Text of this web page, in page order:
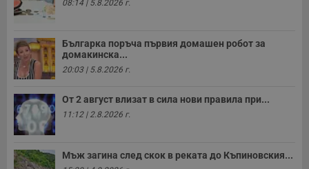
08:14 | 5.8.2026 г.
Българка поръча първия домашен робот за
домакинска...
20:03 | 5.8.2026 г.
От 2 август влизат в сила нови правила при...
11:12 | 2.8.2026 г.
Мъж загина след скок в реката до Къпиновския...